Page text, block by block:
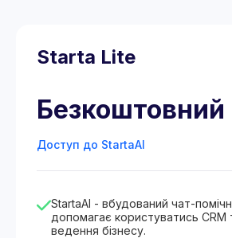
Starta Lite
Безкоштовний
Доступ до StartaAI
StartaAI - вбудований чат-
допомагає користуватись
ведення бізнесу.